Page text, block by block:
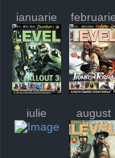
ianuarie februarie
iulie august